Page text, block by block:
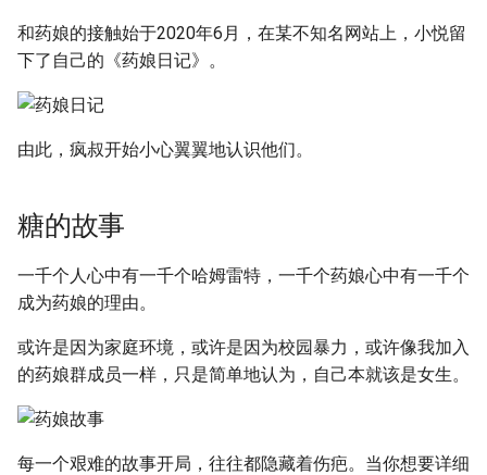
和药娘的接触始于2020年6月，在某不知名网站上，小悦留
下了自己的《药娘日记》。
由此，疯叔开始小心翼翼地认识他们。
糖的故事
一千个人心中有一千个哈姆雷特，一千个药娘心中有一千个
成为药娘的理由。
或许是因为家庭环境，或许是因为校园暴力，或许像我加入
的药娘群成员一样，只是简单地认为，自己本就该是女生。
每一个艰难的故事开局，往往都隐藏着伤疤。当你想要详细